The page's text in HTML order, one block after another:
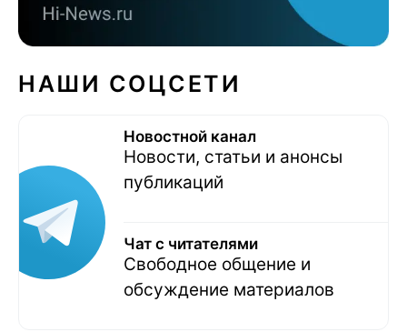
НАШИ СОЦСЕТИ
Новостной канал
Новости, статьи и анонсы
публикаций
Чат с читателями
Свободное общение и
обсуждение материалов